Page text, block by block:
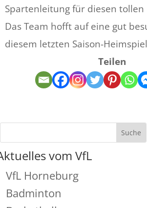
Spartenleitung für diesen tollen
Das Team hofft auf eine gut
diesem letzten Saison-
Teilen
vom VfL
VfL Horneburg
Badminton